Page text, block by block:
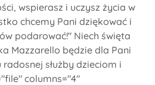
wspierasz i uczysz życia w
chcemy Pani dziękować i
podarować!" Niech święta
Mazzarello będzie dla Pani
służby dzieciom i
columns="4"